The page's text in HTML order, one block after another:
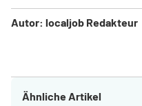
Autor: localjob Redakteur
Ähnliche Artikel